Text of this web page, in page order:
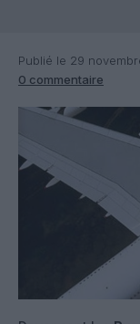
Publié le 29
0 commentaire